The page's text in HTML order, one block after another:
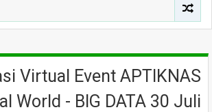
Virtual Event APTIKNAS
World - BIG DATA 30 Juli